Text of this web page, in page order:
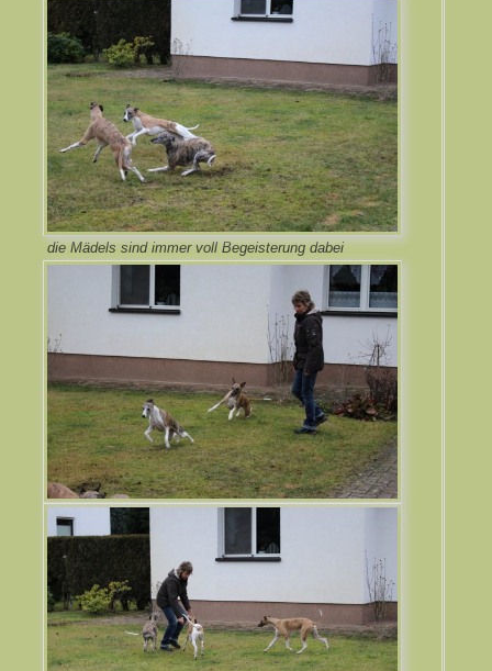
die Mädels sind immer voll Begeisterung dabei